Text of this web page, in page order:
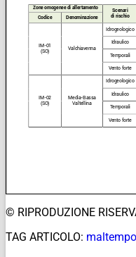
© RIPRODUZIONE
TAG ARTICOLO: maltempo